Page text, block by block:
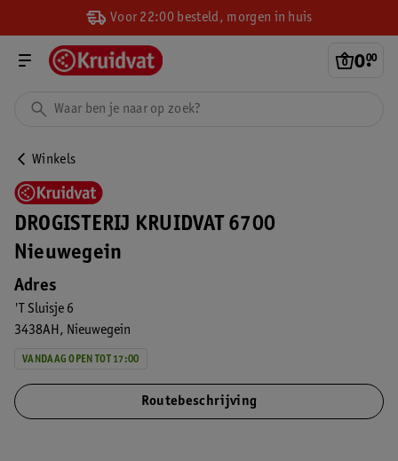
Voor 22:00 besteld, morgen in huis
0.
00
Winkels
DROGISTERIJ KRUIDVAT 6700
Nieuwegein
Adres
'T Sluisje 6
3438AH
Nieuwegein
VANDAAG OPEN TOT 17:00
Routebeschrijving